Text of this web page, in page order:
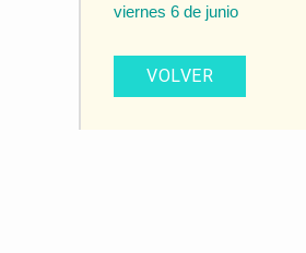
viernes 6 de junio
VOLVER